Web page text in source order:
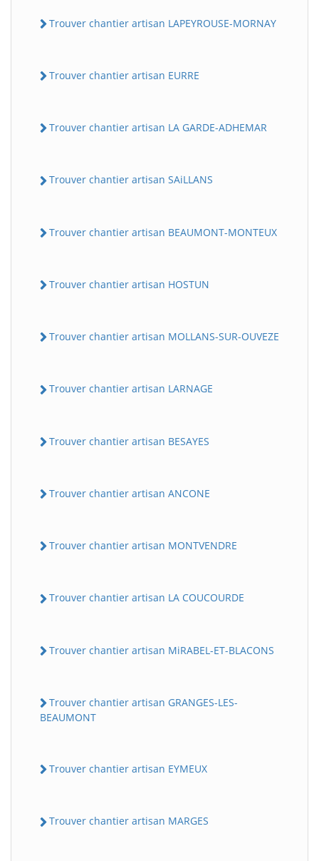
Trouver chantier artisan LAPEYROUSE-MORNAY
Trouver chantier artisan EURRE
Trouver chantier artisan LA GARDE-ADHEMAR
Trouver chantier artisan SAiLLANS
Trouver chantier artisan BEAUMONT-MONTEUX
Trouver chantier artisan HOSTUN
Trouver chantier artisan MOLLANS-SUR-OUVEZE
Trouver chantier artisan LARNAGE
Trouver chantier artisan BESAYES
Trouver chantier artisan ANCONE
Trouver chantier artisan MONTVENDRE
Trouver chantier artisan LA COUCOURDE
Trouver chantier artisan MiRABEL-ET-BLACONS
Trouver chantier artisan GRANGES-LES-
BEAUMONT
Trouver chantier artisan EYMEUX
Trouver chantier artisan MARGES